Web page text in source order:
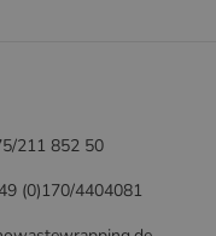
211 852 50
(0)170/4404081